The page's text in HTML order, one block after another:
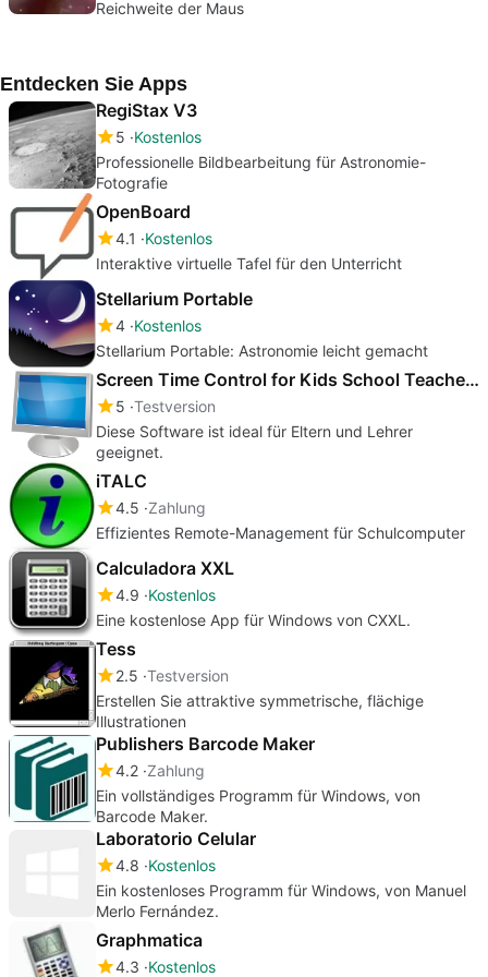
Reichweite der Maus
Entdecken Sie Apps
RegiStax V3
5 Kostenlos
Professionelle Bildbearbeitung für Astronomie-
Fotografie
OpenBoard
4.1
Kostenlos
Interaktive virtuelle Tafel für den Unterricht
Stellarium Portable
4 Kostenlos
Stellarium Portable: Astronomie leicht gemacht
Screen Time Control for Kids School Teacher Edition
5 Testversion
Diese Software ist ideal für Eltern und Lehrer
geeignet.
iTALC
4.5 Zahlung
Effizientes Remote-Management für Schulcomputer
Calculadora XXL
4.9 Kostenlos
Eine kostenlose App für Windows von CXXL.
Tess
2.5 Testversion
Erstellen Sie attraktive symmetrische, flächige
Illustrationen
Publishers Barcode Maker
4.2 Zahlung
Ein vollständiges Programm für Windows, von
Barcode Maker.
Laboratorio Celular
4.8 Kostenlos
Ein kostenloses Programm für Windows, von Manuel
Merlo Fernández.
Graphmatica
4.3 Kostenlos